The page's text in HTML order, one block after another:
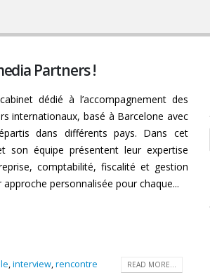
Partners !
dédié à l’accompagnement des
internationaux, basé à Barcelone avec
dans différents pays. Dans cet
son équipe présentent leur expertise
comptabilité, fiscalité et gestion
personnalisée pour chaque...
,interview,rencontre READ MORE...